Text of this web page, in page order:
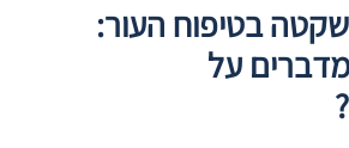
בטיפוח העור:
על